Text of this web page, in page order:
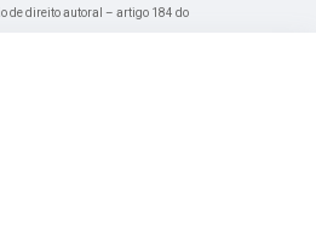
de direito autoral – artigo 184 do